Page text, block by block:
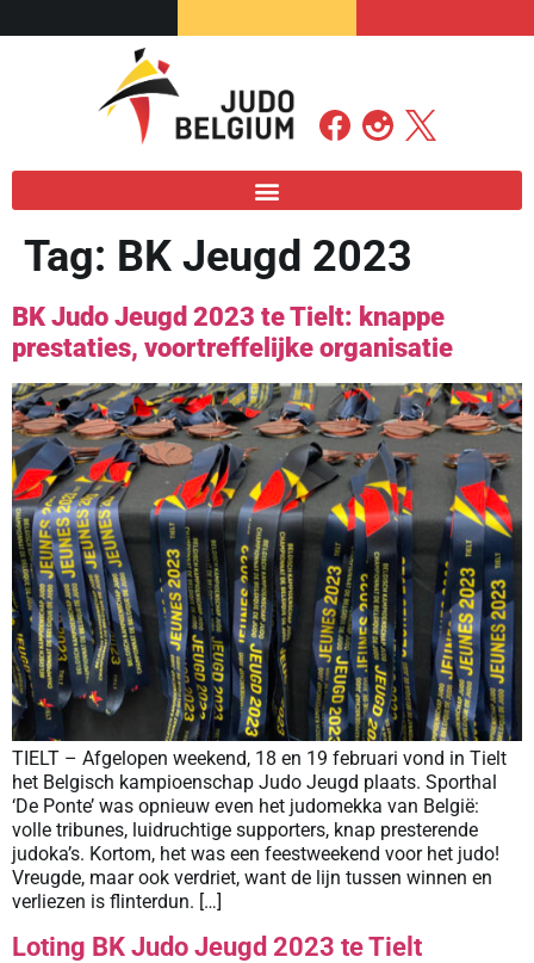
Tag: BK Jeugd 2023
BK Judo Jeugd 2023 te Tielt: knappe
prestaties, voortreffelijke organisatie
TIELT – Afgelopen weekend, 18 en 19 februari vond in Tielt
het Belgisch kampioenschap Judo Jeugd plaats. Sporthal
‘De Ponte’ was opnieuw even het judomekka van België:
volle tribunes, luidruchtige supporters, knap presterende
judoka’s. Kortom, het was een feestweekend voor het judo!
Vreugde, maar ook verdriet, want de lijn tussen winnen en
verliezen is flinterdun. […]
Loting BK Judo Jeugd 2023 te Tielt